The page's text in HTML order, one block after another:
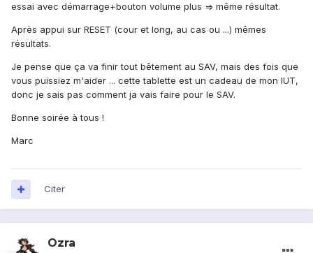
essai avec démarrage+bouton volume plus => même résultat.
Après appui sur RESET (cour et long, au cas ou ...) mêmes
résultats.
Je pense que ça va finir tout bêtement au SAV, mais des fois que
vous puissiez m'aider ... cette tablette est un cadeau de mon IUT,
donc je sais pas comment ja vais faire pour le SAV.
Bonne soirée à tous !
Marc
Citer
Ozra